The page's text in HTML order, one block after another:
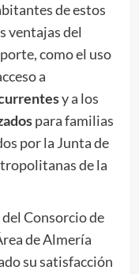
de estos
ventajas del
como el uso
a
y a los
para familias
por la Junta de
de la
Consorcio de
de Almería
su satisfacción